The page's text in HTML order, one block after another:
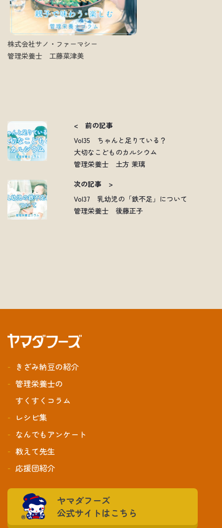
株式会社サノ・ファーマシー
管理栄養士 工藤菜津美
< 前の記事
Vol35 ちゃんと足りている？
大切なこどものカルシウム
管理栄養士 土方 茉璃
次の記事 >
Vol37 乳幼児の「鉄不足」について
管理栄養士 後藤正子
きざみ納豆の紹介
管理栄養士の
すくすくコラム
レシピ集
なんでもアンケート
教えて先生
応援団紹介
ヤマダフーズ
公式サイトはこちら